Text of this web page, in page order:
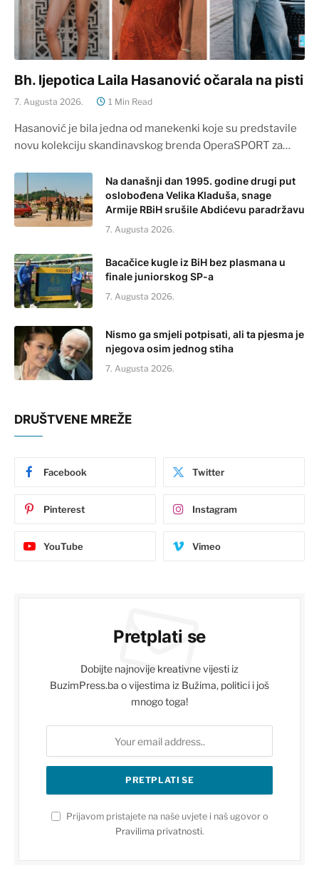
Bh. ljepotica Laila Hasanović očarala na pisti
7. Augusta 2026. 1 Min Read
Hasanović je bila jedna od manekenki koje su predstavile
novu kolekciju skandinavskog brenda OperaSPORT za…
Na današnji dan 1995. godine drugi put
oslobođena Velika Kladuša, snage
Armije RBiH srušile Abdićevu paradržavu
7. Augusta 2026.
Bacačice kugle iz BiH bez plasmana u
finale juniorskog SP-a
7. Augusta 2026.
Nismo ga smjeli potpisati, ali ta pjesma je
njegova osim jednog stiha
7. Augusta 2026.
DRUŠTVENE MREŽE
Facebook Twitter
Pinterest Instagram
YouTube Vimeo
Pretplati se
Dobijte najnovije kreativne vijesti iz
BuzimPress.ba o vijestima iz Bužima, politici i još
mnogo toga!
Prijavom pristajete na naše uvjete i naš ugovor o
Pravilima privatnosti.